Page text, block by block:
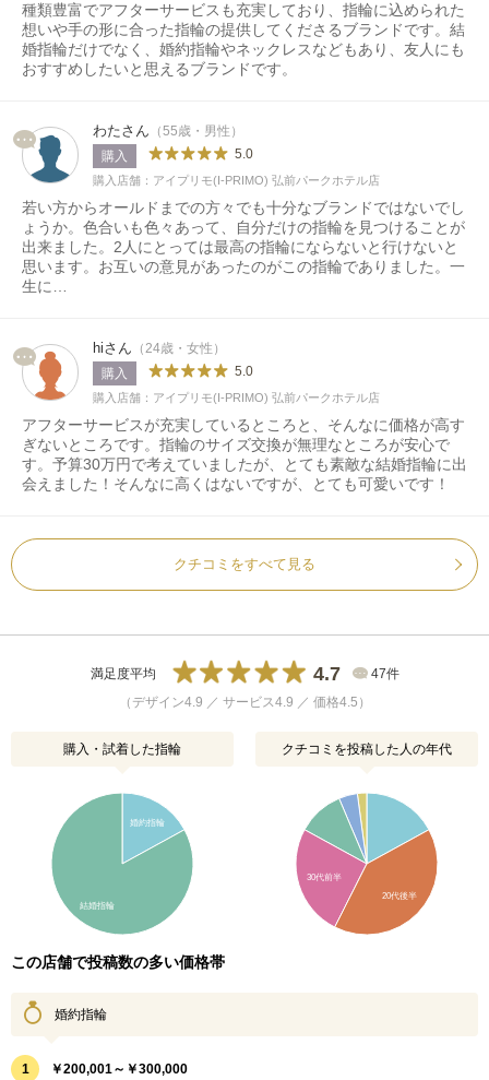
種類豊富でアフターサービスも充実しており、指輪に込められた
想いや手の形に合った指輪の提供してくださるブランドです。結
婚指輪だけでなく、婚約指輪やネックレスなどもあり、友人にも
おすすめしたいと思えるブランドです。
わたさん （55歳・男性）
購入
5.0
購入店舗：アイプリモ(I-PRIMO) 弘前パークホテル店
若い方からオールドまでの方々でも十分なブランドではないでし
ょうか。色合いも色々あって、自分だけの指輪を見つけることが
出来ました。2人にとっては最高の指輪にならないと行けないと
思います。お互いの意見があったのがこの指輪でありました。一
生に…
hiさん （24歳・女性）
購入
5.0
購入店舗：アイプリモ(I-PRIMO) 弘前パークホテル店
アフターサービスが充実しているところと、そんなに価格が高す
ぎないところです。指輪のサイズ交換が無理なところが安心で
す。予算30万円で考えていましたが、とても素敵な結婚指輪に出
会えました！そんなに高くはないですが、とても可愛いです！
クチコミをすべて見る
満足度平均 4.7
47件
（デザイン4.9 ／ サービス4.9 ／ 価格4.5）
購入・試着した指輪
婚約指輪
結婚指輪
クチコミを投稿した人の年代
30代前半
20代後半
この店舗で投稿数の多い価格帯
婚約指輪
1 ￥200,001～￥300,000